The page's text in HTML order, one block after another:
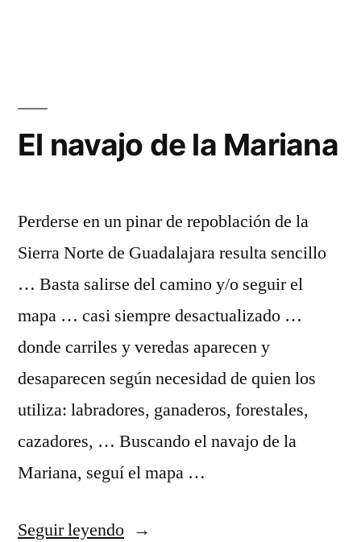
El navajo de la Mariana
Perderse en un pinar de repoblación de la
Sierra Norte de Guadalajara resulta sencillo
… Basta salirse del camino y/o seguir el
mapa … casi siempre desactualizado …
donde carriles y veredas aparecen y
desaparecen según necesidad de quien los
utiliza: labradores, ganaderos, forestales,
cazadores, … Buscando el navajo de la
Mariana, seguí el mapa …
Seguir leyendo«El